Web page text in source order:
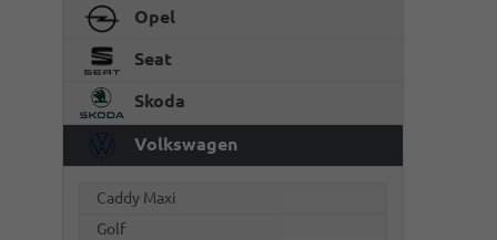
Opel
Seat
Skoda
Volkswagen
Caddy Maxi
Golf